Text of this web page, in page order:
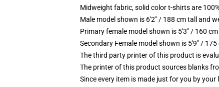
Midweight fabric, solid color t-shirts are
Male model shown is 6'2" / 188 cm tall and
Primary female model shown is 5'3" / 160 cm
Secondary Female model shown is 5'9" /
The third party printer of this product is
The printer of this product sources blanks
Since every item is made just for you by